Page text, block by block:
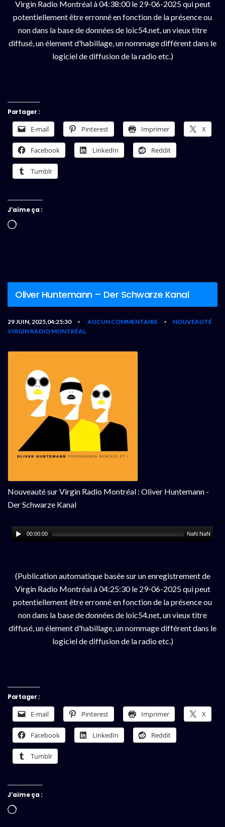
Virgin Radio Montréal à 04:38:00 le 29-06-2025 qui peut
potentiellement être erronné en fonction de la présence ou
non dans la base de données de loic54.net, un vieux titre
diffusé, un élement d'habillage, un nommage différent dans le
logiciel de diffusion de la radio etc.)
Partager :
E-mail Pinterest Imprimer X
Facebook LinkedIn Reddit
Tumblr
J’aime ça :
Chargement…
Oliver Huntemann – Der Schwarze Kanal
29 JUIN, 2025,04:25:30 • AUCUN COMMENTAIRE •
NOUVEAUTÉ
VIRGIN RADIO MONTRÉAL
Nouveauté sur Virgin Radio Montréal : Oliver Huntemann -
Der Schwarze Kanal
00:00:00 NaN:NaN
(Publication automatique basée sur un enregistrement de
Virgin Radio Montréal à 04:25:30 le 29-06-2025 qui peut
potentiellement être erronné en fonction de la présence ou
non dans la base de données de loic54.net, un vieux titre
diffusé, un élement d'habillage, un nommage différent dans le
logiciel de diffusion de la radio etc.)
Partager :
E-mail Pinterest Imprimer X
Facebook LinkedIn Reddit
Tumblr
J’aime ça :
Chargement…